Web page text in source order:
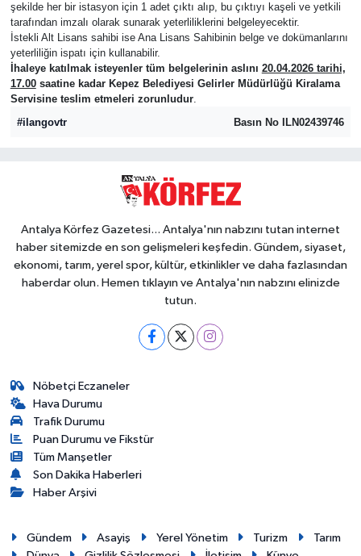
şekilde her bir istasyon için 1 adet çıktı alıp, bu çıktıyı kaşeli ve yetkili
tarafından imzalı olarak sunarak yeterliliklerini belgeleyecektir.
İstekli Alt Lisans sahibi ise Ana Lisans Sahibinin belge ve dokümanlarını
yeterliliğin ispatı için kullanabilir.
İhaleye katılmak isteyenler tüm belgelerinin aslını 20.04.2026 tarihi,
17.00saatine kadar Kepez Belediyesi Gelirler Müdürlüğü Kiralama
Servisine teslim etmeleri zorunludur.
#ilangovtr
Basın No ILN02439746
Antalya Körfez Gazetesi... Antalya'nın nabzını tutan internet
haber sitemizde en son gelişmeleri keşfedin. Gündem, siyaset,
ekonomi, tarım, yerel spor, kültür, etkinlikler ve daha fazlasından
haberdar olun. Hemen tıklayın ve Antalya'nın nabzını elinizde
tutun.
Nöbetçi Eczaneler
Hava Durumu
Trafik Durumu
Puan Durumu ve Fikstür
Tüm Manşetler
Son Dakika Haberleri
Haber Arşivi
Gündem Asayiş Yerel Yönetim Turizm
Tarım